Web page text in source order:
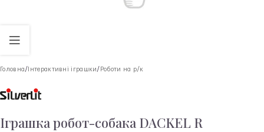
Головна / Інтерактивні іграшки / Роботи на р/к
Іграшка робот-собака DACKEL R